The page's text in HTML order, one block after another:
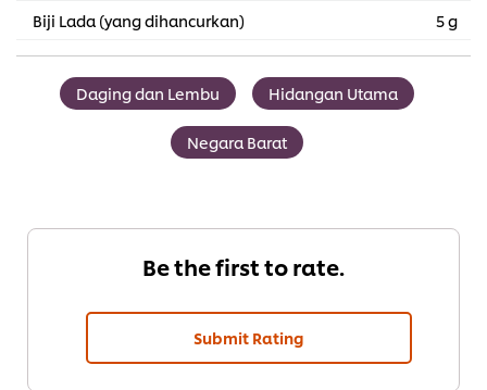
Biji Lada (yang dihancurkan)
5 g
Daging dan Lembu Hidangan Utama
Negara Barat
Be the first to rate.
Submit Rating